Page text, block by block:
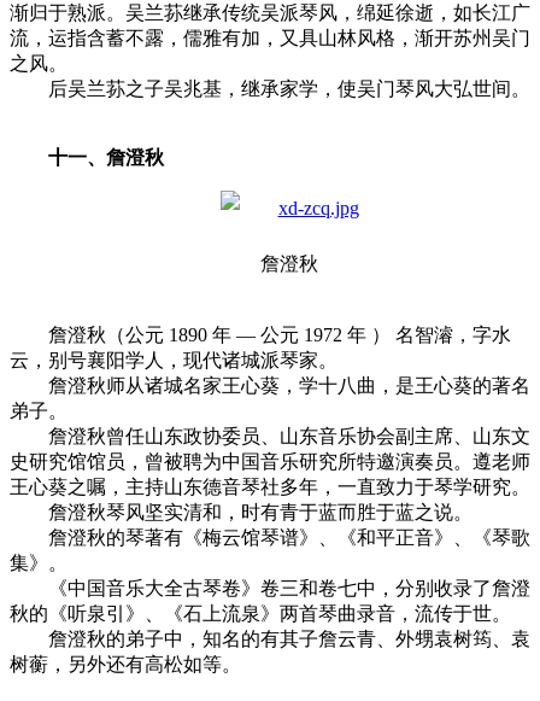
渐归于熟派。吴兰荪继承传统吴派琴风，绵延徐逝，如长江广
流，运指含蓄不露，儒雅有加，又具山林风格，渐开苏州吴门
之风。
后吴兰荪之子吴兆基，继承家学，使吴门琴风大弘世间。
十一、詹澄秋
詹澄秋
詹澄秋（公元 1890 年 — 公元 1972 年 ） 名智濬，字水
云，别号襄阳学人，现代诸城派琴家。
詹澄秋师从诸城名家王心葵，学十八曲，是王心葵的著名
弟子。
詹澄秋曾任山东政协委员、山东音乐协会副主席、山东文
史研究馆馆员，曾被聘为中国音乐研究所特邀演奏员。遵老师
王心葵之嘱，主持山东德音琴社多年，一直致力于琴学研究。
詹澄秋琴风坚实清和，时有青于蓝而胜于蓝之说。
詹澄秋的琴著有《梅云馆琴谱》、《和平正音》、《琴歌
集》。
《中国音乐大全古琴卷》卷三和卷七中，分别收录了詹澄
秋的《听泉引》、《石上流泉》两首琴曲录音，流传于世。
詹澄秋的弟子中，知名的有其子詹云青、外甥袁树筠、袁
树蘅，另外还有高松如等。